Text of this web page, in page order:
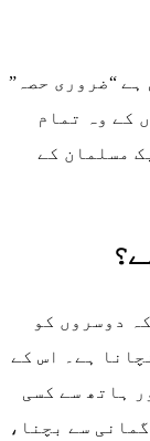
ہے “ضروری حصہ”
کے وہ تمام
مسلمان کے
دوسروں کو
ہے۔ اس کے
ہاتھ سے کسی
سے بچنا،